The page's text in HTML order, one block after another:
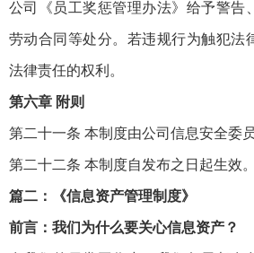
公司《员工奖惩管理办法》给予警告
劳动合同等处分。若违规行为触犯法
法律责任的权利。
第六章 附则
第二十一条 本制度由公司信息安全委
第二十二条 本制度自发布之日起生效。
篇二：《信息资产管理制度》
前言：我们为什么要关心信息资产？